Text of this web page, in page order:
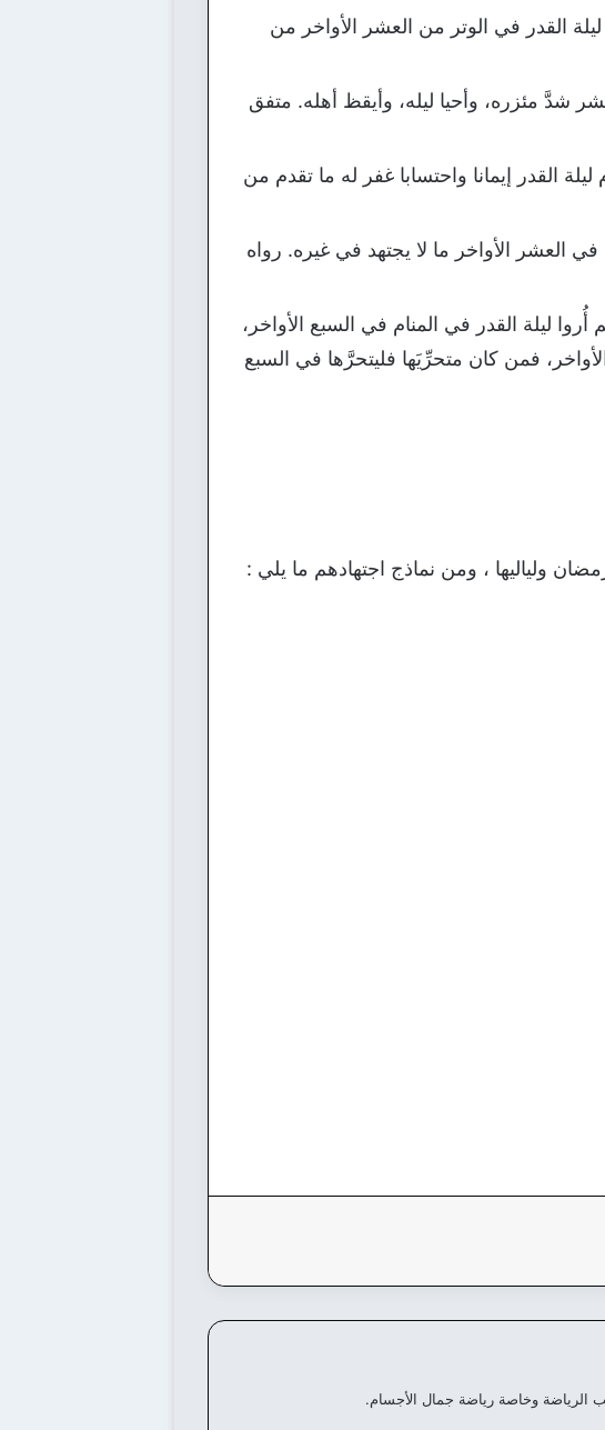
القدر في الوتر من العشر الأواخر من
شدَّ مئزره، وأحيا ليله، وأيقظ أهله. متفق
القدر إيمانا واحتسابا غفر له ما تقدم من
العشر الأواخر ما لا يجتهد في غيره. رواه
ليلة القدر في المنام في السبع الأواخر،
فمن كان متحرِّيَها فليتحرَّها في السبع
الرياضة وخاصة رياضة جمال الأجسام.